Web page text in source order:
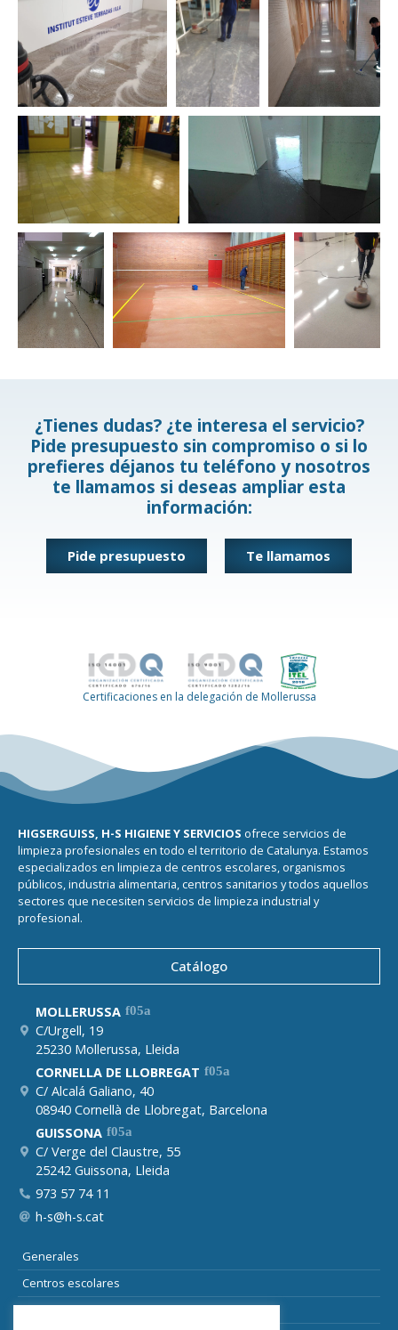
¿Tienes dudas? ¿te interesa el servicio?
Pide presupuesto sin compromiso o si lo
prefieres déjanos tu teléfono y nosotros
te llamamos si deseas ampliar esta
información:
Pide presupuesto Te llamamos
Certificaciones en la delegación de Mollerussa
HIGSERGUISS, H-S HIGIENE Y SERVICIOS ofrece servicios de
limpieza profesionales en todo el territorio de Catalunya. Estamos
especializados en limpieza de centros escolares, organismos
públicos, industria alimentaria, centros sanitarios y todos aquellos
sectores que necesiten servicios de limpieza industrial y
profesional.
Catálogo
MOLLERUSSA
C/Urgell, 19
25230 Mollerussa, Lleida
CORNELLA DE LLOBREGAT
C/ Alcalá Galiano, 40
08940 Cornellà de Llobregat, Barcelona
GUISSONA
C/ Verge del Claustre, 55
25242 Guissona, Lleida
973 57 74 11
h-s@h-s.cat
Generales
Centros escolares
Suelo